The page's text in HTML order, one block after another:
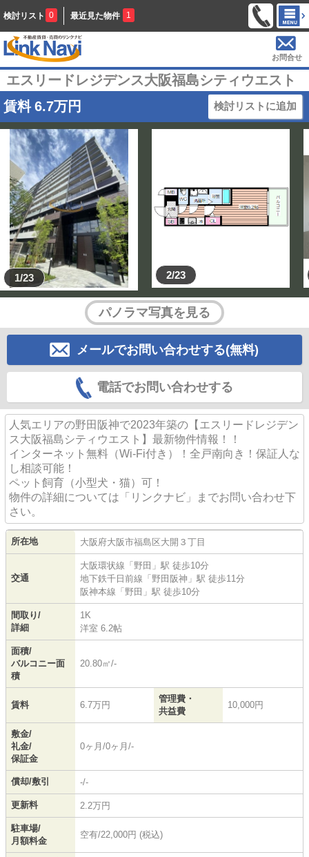
検討リスト 0 最近見た物件 1
お問合せ
エスリードレジデンス大阪福島シティウエスト
賃料 6.7万円 検討リストに追加
1/23 2/23
パノラマ写真を見る
メールでお問い合わせする(無料)
電話でお問い合わせする
人気エリアの野田阪神で2023年築の【エスリードレジデン
ス大阪福島シティウエスト】最新物件情報！！
インターネット無料（Wi-Fi付き）！全戸南向き！保証人な
し相談可能！
ペット飼育（小型犬・猫）可！
物件の詳細については「リンクナビ」までお問い合わせ下
さい。
所在地 大阪府大阪市福島区大開 ３丁目
交通
大阪環状線 「 野田 」駅 徒歩10分
地下鉄千日前線 「 野田阪神 」駅 徒歩11分
阪神本線 「 野田 」駅 徒歩10分
間取り/
詳細
1K
洋室 6.2帖
面積/
バルコニー面
積
20.80㎡/-
賃料 6.7万円
管理費・
共益費
10,000円
敷金/
礼金/
保証金
0ヶ月/0ヶ月/-
償却/敷引 -/-
更新料 2.2万円
駐車場/
月額料金
空有/22,000円 (税込)